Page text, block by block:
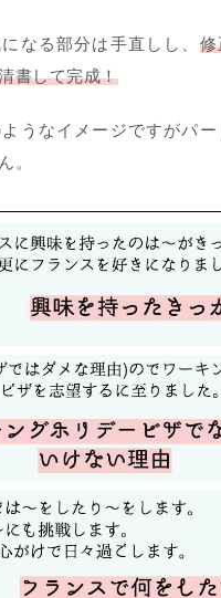
なる部分は手直しし、 修
書して完成！
うなイメージですがパー
。